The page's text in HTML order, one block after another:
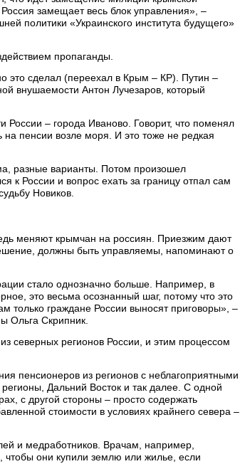
замещает весь блок управления», –
политики «Украинского института будущего»
пропаганды.
это сделал (переехал в Крым – КР). Путин –
внушаемости Антон Лучезаров, который
России – города Иваново. Говорит, что поменял
на пенсии возле моря. И это тоже не редкая
разные варианты. Потом произошел
к России и вопрос ехать за границу отпал сам
Новиков.
меняют крымчан на россиян. Приезжим дают
должны быть управляемы, напоминают о
стало однозначно больше. Например, в
это весьма осознанный шаг, потому что это
только граждане России выносят приговоры», –
Ольга Скрипник.
северных регионов России, и этим процессом
пенсионеров из регионов с неблагоприятными
Дальний Восток и так далее. С одной
с другой стороны – просто содержать
стоимости в условиях крайнего севера –
и медработников. Врачам, например,
они купили землю или жилье, если